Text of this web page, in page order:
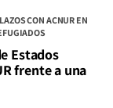
CON ACNUR EN
Estados
frente a una